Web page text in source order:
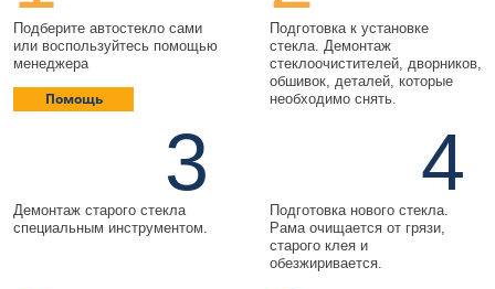
Подберите автостекло сами
или воспользуйтесь помощью
менеджера
Помощь
Подготовка к установке
стекла. Демонтаж
стеклоочистителей, дворников,
обшивок, деталей, которые
необходимо снять.
3
Демонтаж старого стекла
специальным инструментом.
4
Подготовка нового стекла.
Рама очищается от грязи,
старого клея и
обезжиривается.